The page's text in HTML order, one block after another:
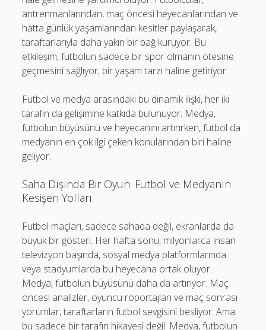
antrenmanlarından, maç öncesi heyecanlarından ve
hatta günlük yaşamlarından kesitler paylaşarak,
taraftarlarıyla daha yakın bir bağ kuruyor. Bu
etkileşim, futbolun sadece bir spor olmanın ötesine
geçmesini sağlıyor; bir yaşam tarzı haline getiriyor.
Futbol ve medya arasındaki bu dinamik ilişki, her iki
tarafın da gelişimine katkıda bulunuyor. Medya,
futbolun büyüsünü ve heyecanını artırırken, futbol da
medyanın en çok ilgi çeken konularından biri haline
geliyor.
Saha Dışında Bir Oyun: Futbol ve Medyanın
Kesişen Yolları
Futbol maçları, sadece sahada değil, ekranlarda da
büyük bir gösteri. Her hafta sonu, milyonlarca insan
televizyon başında, sosyal medya platformlarında
veya stadyumlarda bu heyecana ortak oluyor.
Medya, futbolun büyüsünü daha da artırıyor. Maç
öncesi analizler, oyuncu röportajları ve maç sonrası
yorumlar, taraftarların futbol sevgisini besliyor. Ama
bu sadece bir tarafın hikayesi değil. Medya, futbolun